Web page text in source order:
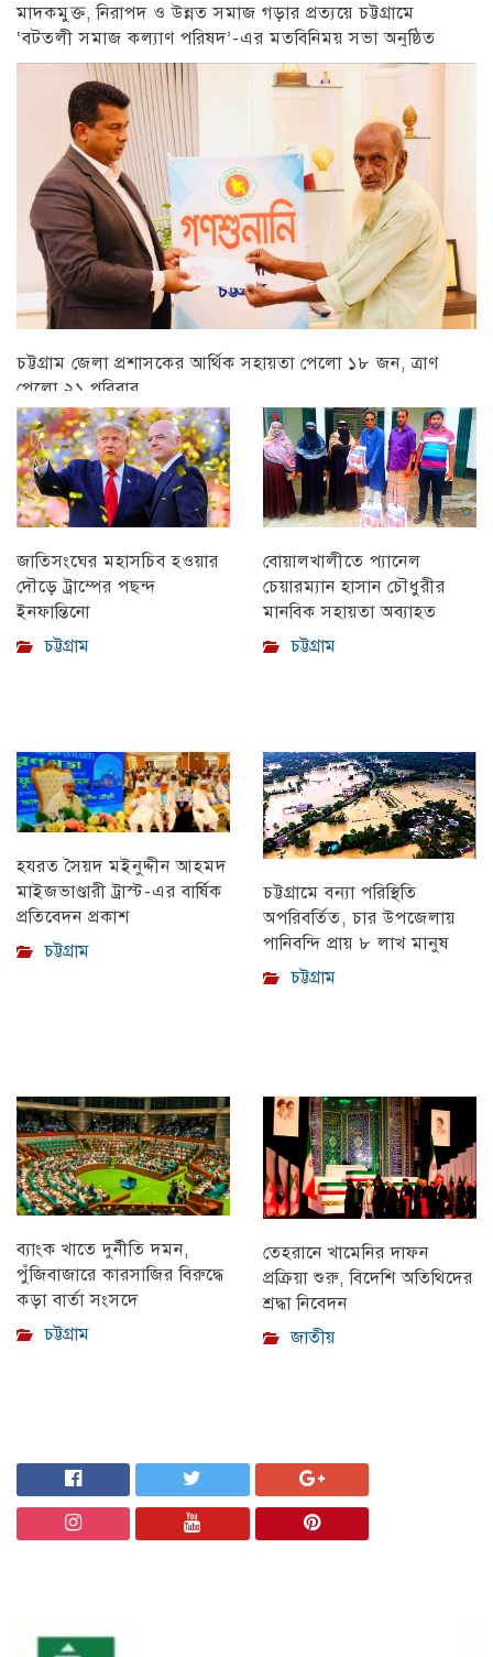
মাদকমুক্ত, নিরাপদ ও উন্নত সমাজ গড়ার প্রত্যয়ে চট্টগ্রামে
‘বটতলী সমাজ কল্যাণ পরিষদ’-এর মতবিনিময় সভা অনুষ্ঠিত
চট্টগ্রাম
চট্টগ্রাম জেলা প্রশাসকের আর্থিক সহায়তা পেলো ১৮ জন, ত্রাণ
পেলো ২১ পরিবার
চট্টগ্রাম
জাতিসংঘের মহাসচিব হওয়ার
দৌড়ে ট্রাম্পের পছন্দ
ইনফান্তিনো
চট্টগ্রাম
বোয়ালখালীতে প্যানেল
চেয়ারম্যান হাসান চৌধুরীর
মানবিক সহায়তা অব্যাহত
চট্টগ্রাম
হযরত সৈয়দ মইনুদ্দীন আহমদ
মাইজভাণ্ডারী ট্রাস্ট-এর বার্ষিক
প্রতিবেদন প্রকাশ
চট্টগ্রাম
চট্টগ্রামে বন্যা পরিস্থিতি
অপরিবর্তিত, চার উপজেলায়
পানিবন্দি প্রায় ৮ লাখ মানুষ
চট্টগ্রাম
ব্যাংক খাতে দুর্নীতি দমন,
পুঁজিবাজারে কারসাজির বিরুদ্ধে
কড়া বার্তা সংসদে
চট্টগ্রাম
তেহরানে খামেনির দাফন
প্রক্রিয়া শুরু, বিদেশি অতিথিদের
শ্রদ্ধা নিবেদন
জাতীয়